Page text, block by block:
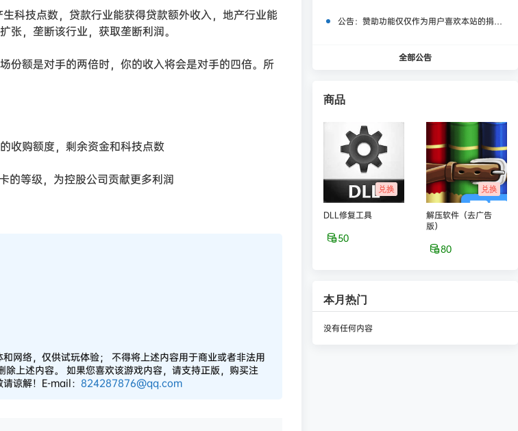
科技点数，贷款行业能获得贷款额外收入，地产行业能
，垄断该行业，获取垄断利润。
份额是对手的两倍时，你的收入将会是对手的四倍。所
收购额度，剩余资金和科技点数
的等级，为控股公司贡献更多利润
网络，仅供试玩体验； 不得将上述内容用于商业或者非法用
上述内容。 如果您喜欢该游戏内容，请支持正版，购买注
谅解！E-mail： 824287876@qq.com
公告： 赞助功能仅仅作为用户喜欢本站的捐赠打赏功能，同时赞助费用也将作为服务器费用,网盘扩容费用等，所有内容不作为商业行为。
全部公告
商品
兑换
DLL修复工具
50
兑换
解压软件（去广告
版）
80
本月热门
没有任何内容